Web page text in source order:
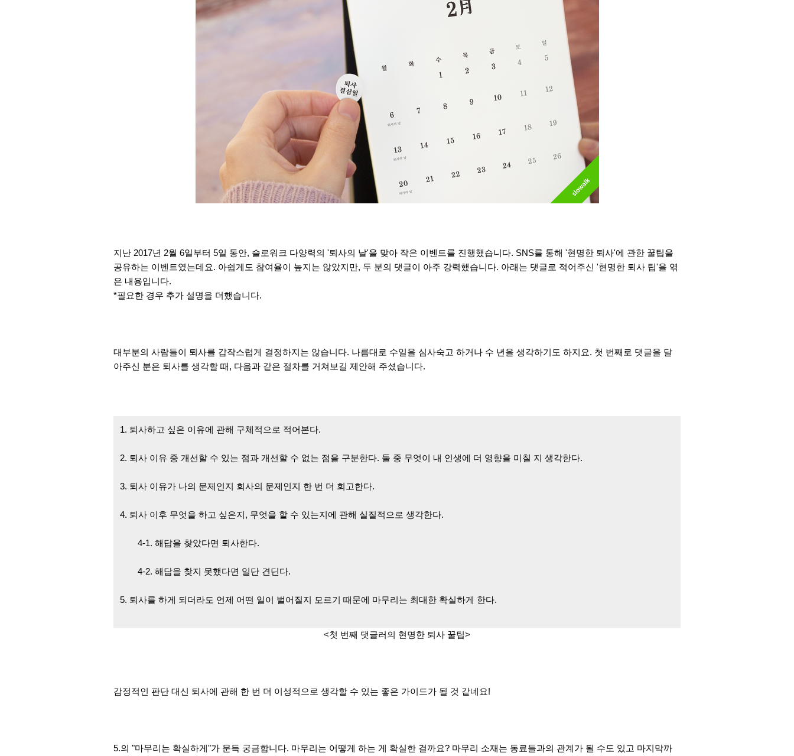
지난 2017년 2월 6일부터 5일 동안, 슬로워크 다양력의 '퇴사의 날'을 맞아 작은 이벤트를 진행했습니다. SNS를 통해 '현명한 퇴사'에 관한 꿀팁을
공유하는 이벤트였는데요. 아쉽게도 참여율이 높지는 않았지만, 두 분의 댓글이 아주 강력했습니다. 아래는 댓글로 적어주신 '현명한 퇴사 팁'을 엮
은 내용입니 다.
*필요한 경우 추가 설명을 더했습니다.
대부분의 사람들이 퇴사를 갑작스럽게 결정하지는 않습니다. 나름대로 수일을 심사숙고 하거나 수 년을 생각하기도 하지요. 첫 번째로 댓글을 달
아주신 분은 퇴사를 생각할 때, 다음과 같은 절차를 거쳐보길 제안해 주셨습니다.
1. 퇴사하고 싶은 이유에 관해 구체적으로 적어본다.
2. 퇴사 이유 중 개선할 수 있는 점과 개선할 수 없는 점을 구분한다. 둘 중 무엇이 내 인생에 더 영향을 미칠 지 생각한다.
3. 퇴사 이유가 나의 문제인지 회사의 문제인지 한 번 더 회고한다.
4. 퇴사 이후 무엇을 하고 싶은지, 무엇을 할 수 있는지에 관해 실질적으로 생각한다.
4-1. 해답을 찾았다면 퇴사한다.
4-2. 해답을 찾지 못했다면 일단 견딘다.
5. 퇴사를 하게 되더라도 언제 어떤 일이 벌어질지 모르기 때문에 마무리는 최대한 확실하게 한다.
<첫 번째 댓글러의 현명한 퇴사 꿀팁>
감정적인 판단 대신 퇴사에 관해 한 번 더 이성적으로 생각할 수 있는 좋은 가이드가 될 것 같네요!
5.의 "마무리는 확실하게"가 문득 궁금합니다. 마무리는 어떻게 하는 게 확실한 걸까요? 마무리 소재는 동료들과의 관계가 될 수도 있고 마지막까